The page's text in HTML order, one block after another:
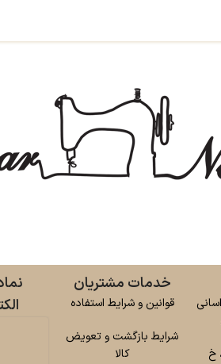
خ
خدمات مشتریان
قوانین و شرایط استفاده
شرایط بازگشت و تعویض
کالا